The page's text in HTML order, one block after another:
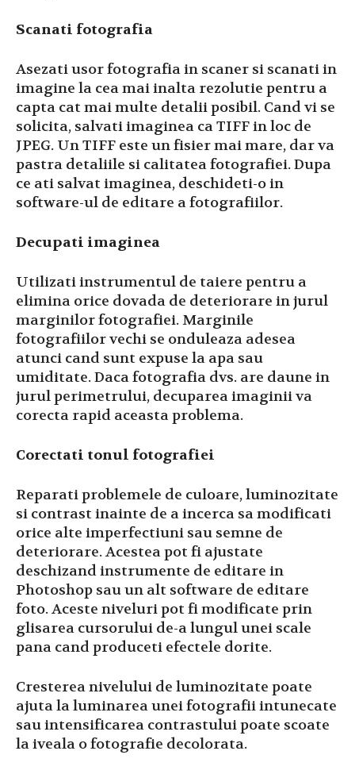
Scanati fotografia
Asezati usor fotografia in scaner si scanati in
imagine la cea mai inalta rezolutie pentru a
capta cat mai multe detalii posibil. Cand vi se
solicita, salvati imaginea ca TIFF in loc de
JPEG. Un TIFF este un fisier mai mare, dar va
pastra detaliile si calitatea fotografiei. Dupa
ce ati salvat imaginea, deschideti-o in
software-ul de editare a fotografiilor.
Decupati imaginea
Utilizati instrumentul de taiere pentru a
elimina orice dovada de deteriorare in jurul
marginilor fotografiei. Marginile
fotografiilor vechi se onduleaza adesea
atunci cand sunt expuse la apa sau
umiditate. Daca fotografia dvs. are daune in
jurul perimetrului, decuparea imaginii va
corecta rapid aceasta problema.
Corectati tonul fotografiei
Reparati problemele de culoare, luminozitate
si contrast inainte de a incerca sa modificati
orice alte imperfectiuni sau semne de
deteriorare. Acestea pot fi ajustate
deschizand instrumente de editare in
Photoshop sau un alt software de editare
foto. Aceste niveluri pot fi modificate prin
glisarea cursorului de-a lungul unei scale
pana cand produceti efectele dorite.
Cresterea nivelului de luminozitate poate
ajuta la luminarea unei fotografii intunecate
sau intensificarea contrastului poate scoate
la iveala o fotografie decolorata.